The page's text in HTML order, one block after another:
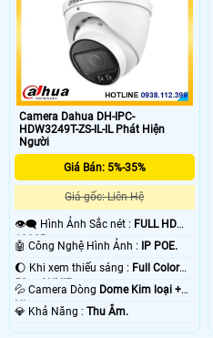
Camera Dahua DH-IPC-
HDW3249T-ZS-IL-IL Phát Hiện
Người
Giá Bán: 5%-35%
Giá gốc: Liên Hệ
👁️‍🗨 Hình Ảnh Sắc nét : FULL HD
1080P .
🤖️ Công Nghệ Hình Ảnh : IP POE.
🌔 Khi xem thiếu sáng : Full Color
50m ONVIF.
💦 Camera Dòng Dome Kim loại +
Nhựa.
️💎 Khả Năng : Thu Âm.